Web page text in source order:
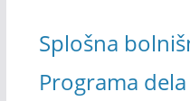
Splošna
Programa